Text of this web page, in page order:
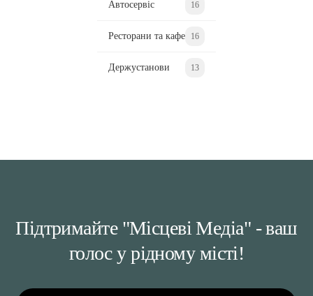
Автосервіс 16
Ресторани та кафе 16
Держустанови 13
Підтримайте "Місцеві Медіа" - ваш
голос у рідному місті!